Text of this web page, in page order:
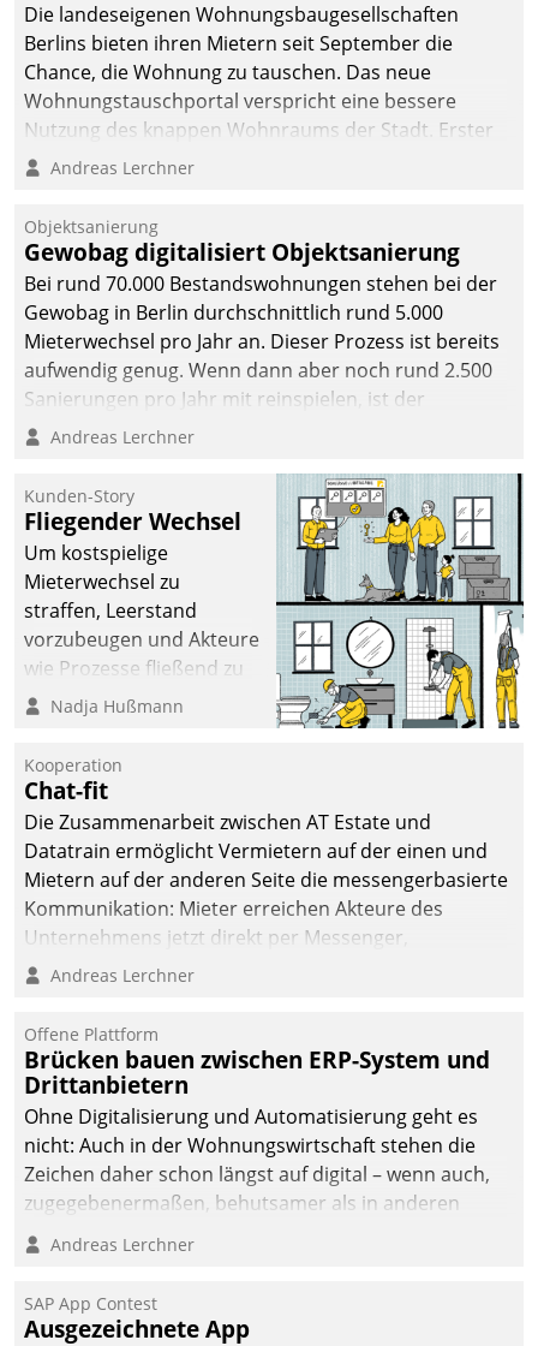
Die landeseigenen Wohnungsbaugesellschaften
Berlins bieten ihren Mietern seit September die
Chance, die Wohnung zu tauschen. Das neue
Wohnungstauschportal verspricht eine bessere
Nutzung des knappen Wohnraums der Stadt. Erster
Anwendungsfall für Datatrains Lösung API-Hub mit
Unternehmen.
Andreas Lerchner
Objektsanierung
Gewobag digitalisiert Objektsanierung
Bei rund 70.000 Bestandswohnungen stehen bei der
Gewobag in Berlin durchschnittlich rund 5.000
Mieterwechsel pro Jahr an. Dieser Prozess ist bereits
aufwendig genug. Wenn dann aber noch rund 2.500
Sanierungen pro Jahr mit reinspielen, ist der
Betreuungs- und Organisationsaufwand immens. Im
kommunale Wohnungsbauunternehmen daher
gemeinsam mit der Berliner Datatrain GmbH den
Teilprozess der Objektsanierung digitalisiert.
Andreas Lerchner
Kunden-Story
Fliegender Wechsel
Um kostspielige
Mieterwechsel zu
straffen, Leerstand
vorzubeugen und Akteure
wie Prozesse fließend zu
vernetzen, nutzt die
Jahresbeginn eine
Überblick, Einsicht und
Eingriff bietende Lösung.
Zur Entwicklung setzte
man auf
Cloudtechnologie,
bewährte und Startup-
agile Projektmethoden.
Nadja Hußmann
Kooperation
Chat-fit
Die Zusammenarbeit zwischen AT Estate und
Datatrain ermöglicht Vermietern auf der einen und
Mietern auf der anderen Seite die messengerbasierte
Kommunikation: Mieter erreichen Akteure des
Unternehmens jetzt direkt per Messenger,
Mitarbeiter oder Dienstleister empfangen oder
Andreas Lerchner
Offene Plattform
Brücken bauen zwischen ERP-System und
Drittanbietern
Ohne Digitalisierung und Automatisierung geht es
nicht: Auch in der Wohnungswirtschaft stehen die
Zeichen daher schon längst auf digital – wenn auch,
zugegebenermaßen, behutsamer als in anderen
Branchen.
Andreas Lerchner
SAP App Contest
Ausgezeichnete App